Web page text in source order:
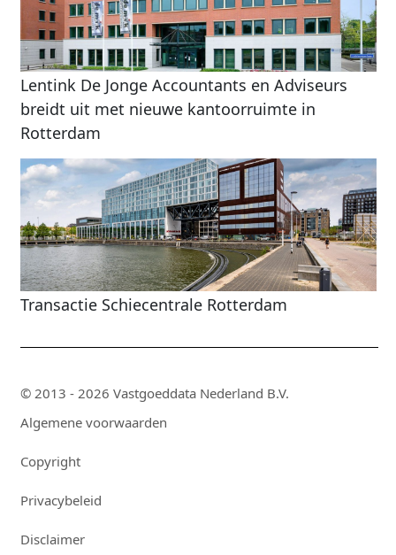
Lentink De Jonge Accountants en Adviseurs
breidt uit met nieuwe kantoorruimte in
Rotterdam
Transactie Schiecentrale Rotterdam
© 2013 - 2026 Vastgoeddata Nederland B.V.
Algemene voorwaarden
Copyright
Privacybeleid
Disclaimer